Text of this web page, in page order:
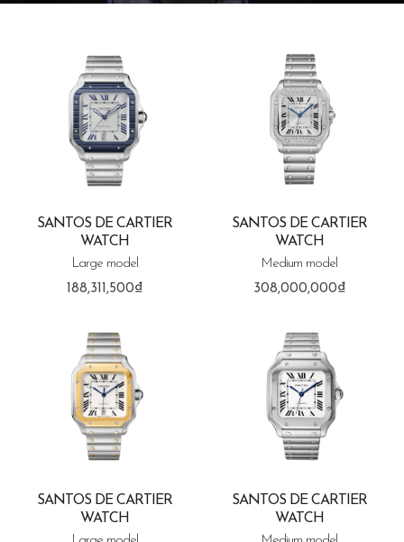
SANTOS DE CARTIER
WATCH
Large model
188,311,500₫
SANTOS DE CARTIER
WATCH
Medium model
308,000,000₫
SANTOS DE CARTIER
WATCH
SANTOS DE CARTIER
WATCH